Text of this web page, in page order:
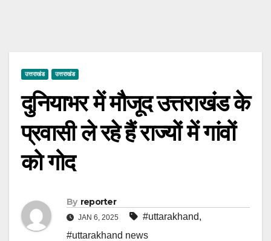
उत्तराखंड उत्तराखंड
दुनियाभर में मौजूद उत्तराखंड के
प्रवासी ले रहे हैं राज्यों में गांवों
को गोद
By reporter
JAN 6, 2025 #uttarakhand,
#uttarakhand news